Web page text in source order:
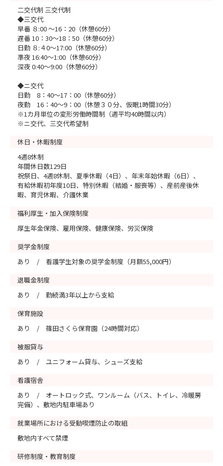
二交代制 三交代制
◆三交代
早番 ８:00 ～16：20（休憩60分）
遅番 10：30～18：50（休憩60分）
日勤 ８:４0～17:00（休憩60分）
準夜 16:40～1:00（休憩60分）
深夜 0:40～9:00（休憩60分）
◆ニ交代
日勤 8：40～17：00（休憩60分）
夜勤 16：40～9：00（休憩３０分、仮眠1時間30分）
※1カ月単位の変形労働時間制（週平均40時間以内）
※ニ交代、三交代希望制
休日・休暇制度
4週8休制
年間休日数129日
祝祭日、4週8休制、夏季休暇（4日）、年末年始休暇（6日）、
有給休暇初年度10日、特別休暇（結婚・服喪等）、産前産後休
暇、育児休暇、介護休業
福利厚生・加入保険制度
厚生年金保険、雇用保険、健康保険、労災保険
奨学金制度
あり / 看護学生対象の奨学金制度（月額55,000円）
退職金制度
あり / 勤続満3年以上から支給
保育施設
あり / 篠田さくら保育園（24時間対応）
被服貸与
あり / ユニフォーム貸与、シューズ支給
看護宿舎
あり / オートロック式、ワンルーム（バス、トイレ、冷暖房
完備）、敷地内駐車場あり
就業場所における受動喫煙防止の取組
敷地内すべて禁煙
研修制度・教育制度